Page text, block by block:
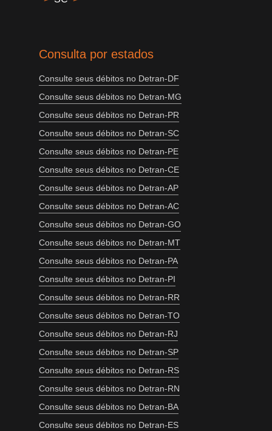
Consulta por estados
Consulte seus débitos no Detran-DF
Consulte seus débitos no Detran-MG
Consulte seus débitos no Detran-PR
Consulte seus débitos no Detran-SC
Consulte seus débitos no Detran-PE
Consulte seus débitos no Detran-CE
Consulte seus débitos no Detran-AP
Consulte seus débitos no Detran-AC
Consulte seus débitos no Detran-GO
Consulte seus débitos no Detran-MT
Consulte seus débitos no Detran-PA
Consulte seus débitos no Detran-PI
Consulte seus débitos no Detran-RR
Consulte seus débitos no Detran-TO
Consulte seus débitos no Detran-RJ
Consulte seus débitos no Detran-SP
Consulte seus débitos no Detran-RS
Consulte seus débitos no Detran-RN
Consulte seus débitos no Detran-BA
Consulte seus débitos no Detran-ES